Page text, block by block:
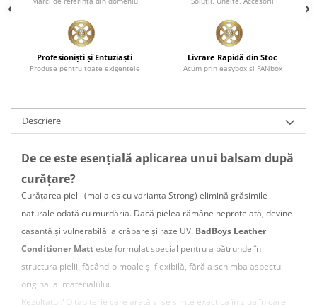
Profesionişti şi Entuziaşti
Produse pentru toate exigenţele
Livrare Rapidă din Stoc
Acum prin easybox şi FANbox
Descriere
De ce este esențială aplicarea unui balsam după
curățare?
Curățarea pielii (mai ales cu varianta Strong) elimină grăsimile
naturale odată cu murdăria. Dacă pielea rămâne neprotejată, devine
casantă și vulnerabilă la crăpare și raze UV. BadBoys Leather
Conditioner Matteste formulat special pentru a pătrunde în
structura pielii, făcând-o moale și flexibilă, fără a schimba aspectul
original al materialului.
Rezultatul? O tapițerie care arată și se simte exact ca în ziua în care